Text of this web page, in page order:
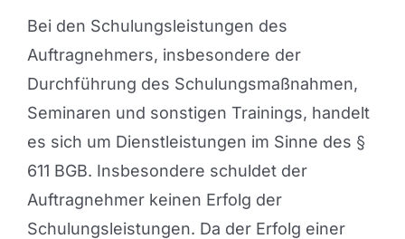
Bei den Schulungsleistungen des
Auftragnehmers, insbesondere der
Durchführung des Schulungsmaßnahmen,
Seminaren und sonstigen Trainings, handelt
es sich um Dienstleistungen im Sinne des §
611 BGB. Insbesondere schuldet der
Auftragnehmer keinen Erfolg der
Schulungsleistungen. Da der Erfolg einer